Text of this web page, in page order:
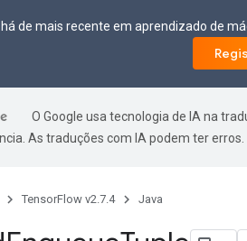
de mais recente em aprendizado de
O Google usa tecnologia de IA na
As traduções com IA podem ter erros.
TensorFlow v2.7.4 Java